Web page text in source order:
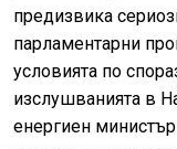
предизвика
парламентарни
условията по
изслушванията в
енергиен